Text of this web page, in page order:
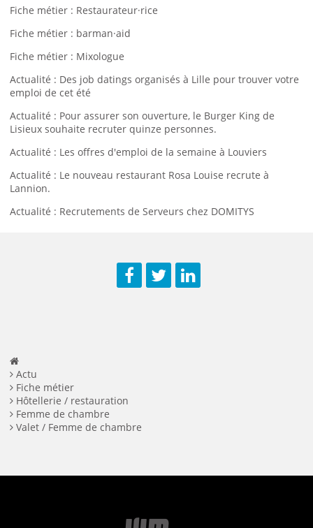
Fiche métier : Restaurateur·rice
Fiche métier : barman·aid
Fiche métier : Mixologue
Actualité : Des job datings organisés à Lille pour trouver votre
emploi de cet été
Actualité : Pour assurer son ouverture, le Burger King de
Lisieux souhaite recruter quinze personnes.
Actualité : Les offres d'emploi de la semaine à Louviers
Actualité : Le nouveau restaurant Rosa Louise recrute à
Lannion.
Actualité : Recrutements de Serveurs chez DOMITYS
Actu
Fiche métier
Hôtellerie / restauration
Femme de chambre
Valet / Femme de chambre